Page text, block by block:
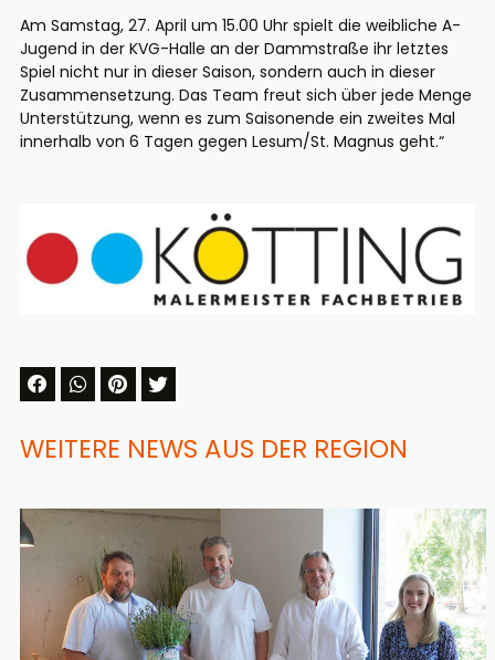
Am Samstag, 27. April um 15.00 Uhr spielt die weibliche A-
Jugend in der KVG-Halle an der Dammstraße ihr letztes
Spiel nicht nur in dieser Saison, sondern auch in dieser
Zusammensetzung. Das Team freut sich über jede Menge
Unterstützung, wenn es zum Saisonende ein zweites Mal
innerhalb von 6 Tagen gegen Lesum/St. Magnus geht.“
WEITERE NEWS AUS DER REGION